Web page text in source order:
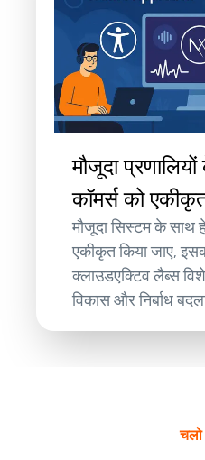
मौजूदा
कॉमर्स को
मौजूदा सिस्टम के
एकीकृत किया जाए,
क्लाउडएक्टिव लैब्स
विकास और निर्बाध